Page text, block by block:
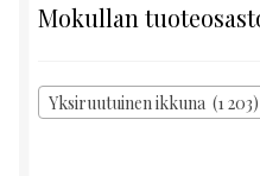
Mokullan
Yksiruutuinen ikkuna (1 203)